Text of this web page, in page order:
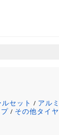
セット / アル
/ その他タイ